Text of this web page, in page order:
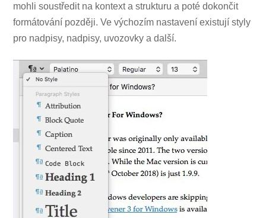
mohli soustředit na kontext a strukturu a poté dokončit
formátování později. Ve výchozím nastavení existují styly
pro nadpisy, nadpisy, uvozovky a další.